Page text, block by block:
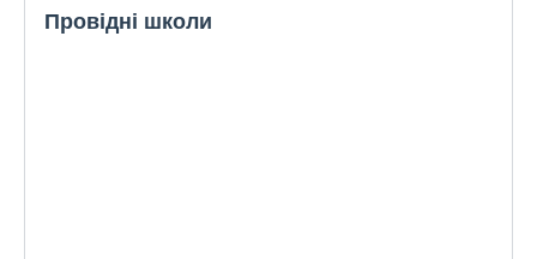
Провідні школи